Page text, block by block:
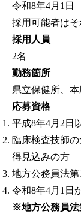
令和8年4月1日
採用可能者はそ
採用人員
2名
勤務箇所
県立保健所、
応募資格
平成8年4月2日
臨床検査技師
得見込みの方
地方公務員法
令和8年4月1日
※地方公務員法